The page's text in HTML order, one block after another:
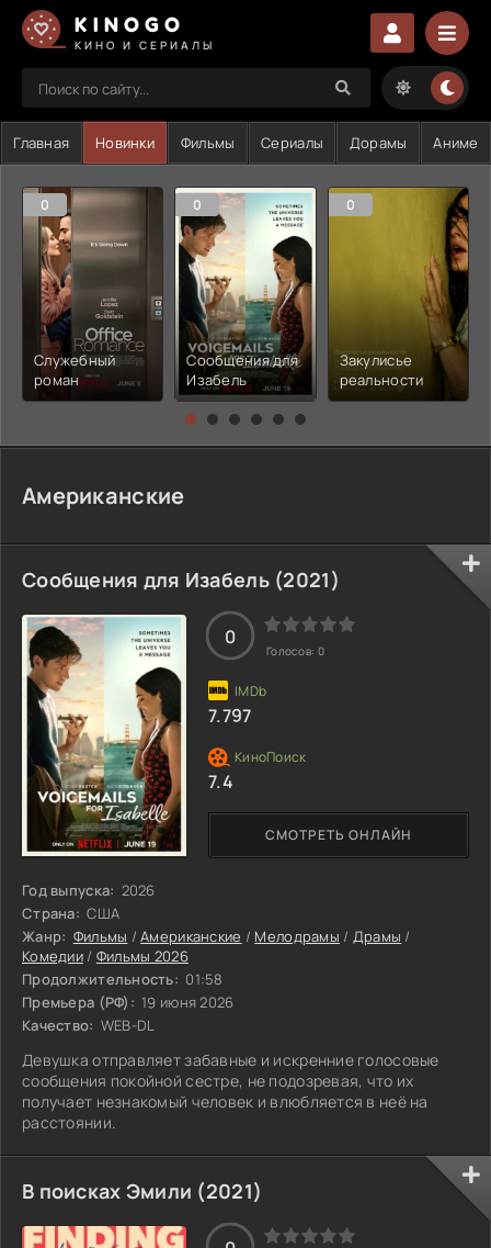
KINOGO
КИНО И СЕРИАЛЫ
Главная Новинки Фильмы Сериалы Дорамы Аниме
0
Служебный
роман
0
Сообщения для
Изабель
0
Закулисье
реальности
Американские
Сообщения для Изабель (2021)
Год выпуска: 2026
Страна: США
Жанр: Фильмы /Американские / Мелодрамы / Драмы /
Комедии/ Фильмы 2026
Продолжительность: 01:58
Премьера (РФ): 19 июня 2026
Качество: WEB-DL
Девушка отправляет забавные и искренние голосовые
сообщения покойной сестре, не подозревая, что их
получает незнакомый человек и влюбляется в неё на
расстоянии.
СМОТРЕТЬ ОНЛАЙН
0
Голосов: 0
7.797
7.4
В поисках Эмили (2021)